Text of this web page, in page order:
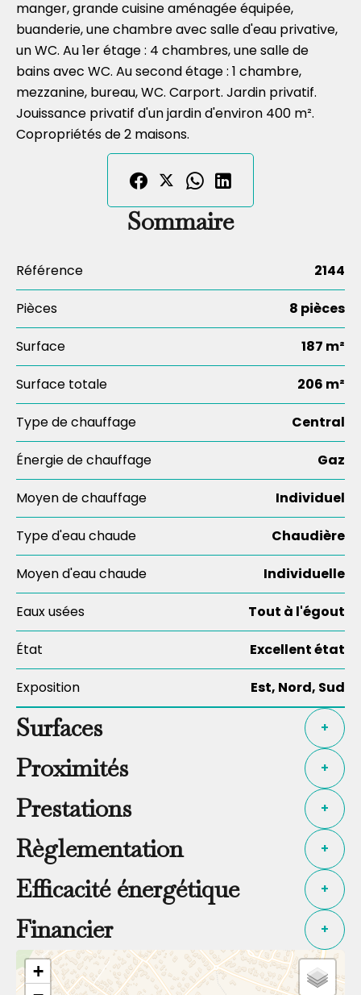
manger, grande cuisine aménagée équipée,
buanderie, une chambre avec salle d'eau privative,
un WC. Au 1er étage : 4 chambres, une salle de
bains avec WC. Au second étage : 1 chambre,
mezzanine, bureau, WC. Carport. Jardin privatif.
Jouissance privatif d'un jardin d'environ 400 m².
Copropriétés de 2 maisons.
Sommaire
Référence 2144
Pièces 8 pièces
Surface 187 m²
Surface totale 206 m²
Type de chauffage Central
Énergie de chauffage Gaz
Moyen de chauffage Individuel
Type d'eau chaude Chaudière
Moyen d'eau chaude Individuelle
Eaux usées Tout à l'égout
État Excellent état
Exposition Est, Nord, Sud
Surfaces +
Proximités +
Prestations +
Règlementation +
Efficacité énergétique +
Financier +
+